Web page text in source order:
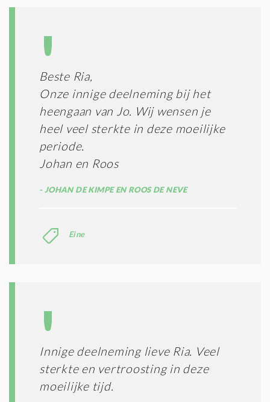
Beste Ria,
Onze innige deelneming bij het
heengaan van Jo. Wij wensen je
heel veel sterkte in deze moeilijke
periode.
Johan en Roos
JOHAN DE KIMPE EN ROOS DE NEVE
Eine
Innige deelneming lieve Ria. Veel
sterkte en vertroosting in deze
moeilijke tijd.